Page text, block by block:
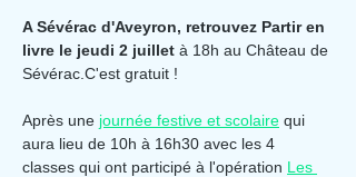
A Sévérac d'Aveyron, retrouvez Partir en
livre le jeudi 2 juillet à 18h au Château de
Sévérac.C'est gratuit !
Après une journée festive et scolaire qui
aura lieu de 10h à 16h30 avec les 4
classes qui ont participé à l'opération Les